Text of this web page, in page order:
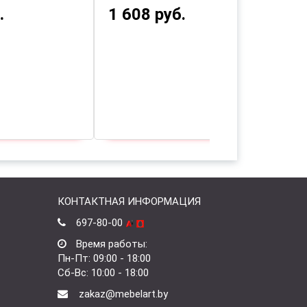
1 120 руб.
КОНТАКТНАЯ ИНФОРМАЦИЯ
697-80-00
Время работы:
Пн-Пт: 09:00 - 18:00
Сб-Вс: 10:00 - 18:00
zakaz@mebelart.by